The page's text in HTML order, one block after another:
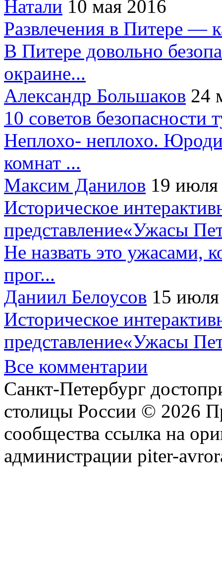
Натали 10 мая 2016
Развлечения в Питере —
В Питере довольно
окраине...
Александр Большаков 24
10 советов безопасности
Неплохо- неплохо.
комнат ...
Максим Данилов 19
Историческое
представление«Ужасы
Не назвать это ужасами,
прог...
Даниил Белоусов 15
Историческое
представление«Ужасы
Все комментарии
Санкт-Петербург
столицы России © 2026
сообщества ссылка на
администрации piter-